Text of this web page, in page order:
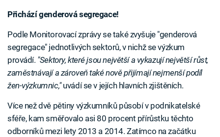
Přichází genderová segregace!
Podle Monitorovací zprávy se také zvyšuje "genderová
segregace" jednotlivých sektorů, v nichž se výzkum
provádí. "Sektory, které jsou největší a vykazují největší růst,
zaměstnávají a zároveň také nově přijímají nejmenší podíl
žen-výzkumnic,"uvádí se v jejích hlavních zjištěních.
Více než dvě pětiny výzkumníků působí v podnikatelské
sféře, kam směřovalo asi 80 procent přírůstku těchto
odborníků mezi lety 2013 a 2014. Zatímco na začátku